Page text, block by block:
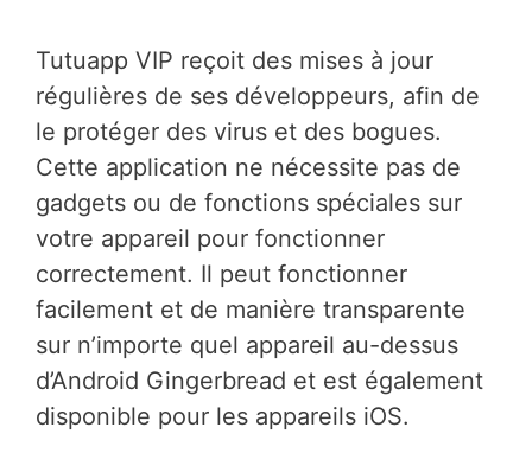
Tutuapp VIP reçoit des mises à jour
régulières de ses développeurs, afin de
le protéger des virus et des bogues.
Cette application ne nécessite pas de
gadgets ou de fonctions spéciales sur
votre appareil pour fonctionner
correctement. Il peut fonctionner
facilement et de manière transparente
sur n’importe quel appareil au-dessus
d’Android Gingerbread et est également
disponible pour les appareils iOS.